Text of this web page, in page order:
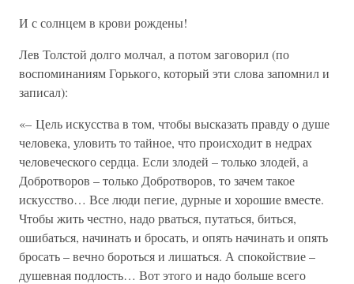
И с солнцем в крови рождены!
Лев Толстой долго молчал, а потом заговорил (по
воспоминаниям Горького, который эти слова запомнил и
записал):
«– Цель искусства в том, чтобы высказать правду о душе
человека, уловить то тайное, что происходит в недрах
человеческого сердца. Если злодей – только злодей, а
Добротворов – только Добротворов, то зачем такое
искусство… Все люди пегие, дурные и хорошие вместе.
Чтобы жить честно, надо рваться, путаться, биться,
ошибаться, начинать и бросать, и опять начинать и опять
бросать – вечно бороться и лишаться. А спокойствие –
душевная подлость… Вот этого и надо больше всего